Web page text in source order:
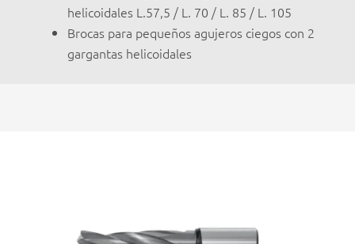
helicoidales L.57,5 / L. 70 / L. 85 / L. 105
Brocas para pequeños agujeros ciegos con 2
gargantas helicoidales